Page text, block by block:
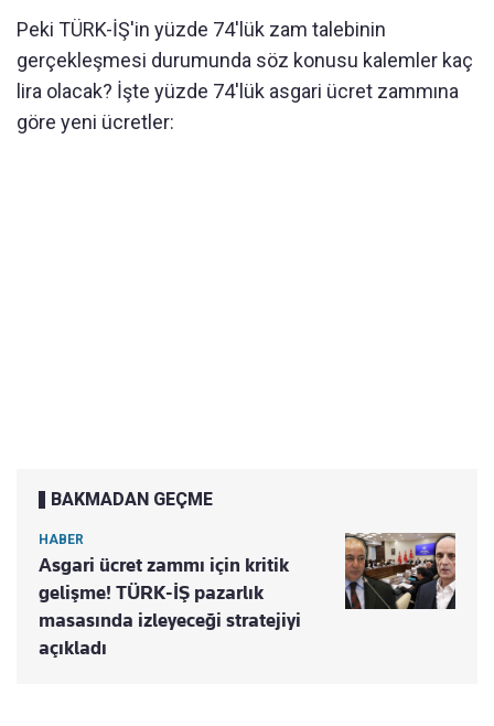
Peki TÜRK-İŞ'in yüzde 74'lük zam talebinin
gerçekleşmesi durumunda söz konusu kalemler kaç
lira olacak? İşte yüzde 74'lük asgari ücret zammına
göre yeni ücretler:
BAKMADAN GEÇME
HABER
Asgari ücret zammı için kritik
gelişme! TÜRK-İŞ pazarlık
masasında izleyeceği stratejiyi
açıkladı